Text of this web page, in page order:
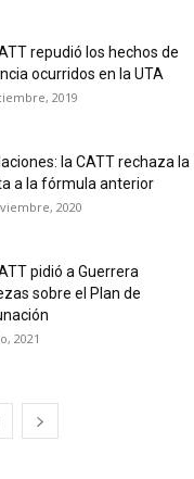
repudió los hechos de
ocurridos en la UTA
2019
la CATT rechaza la
a la fórmula anterior
2020
pidió a Guerrera
sobre el Plan de
2021